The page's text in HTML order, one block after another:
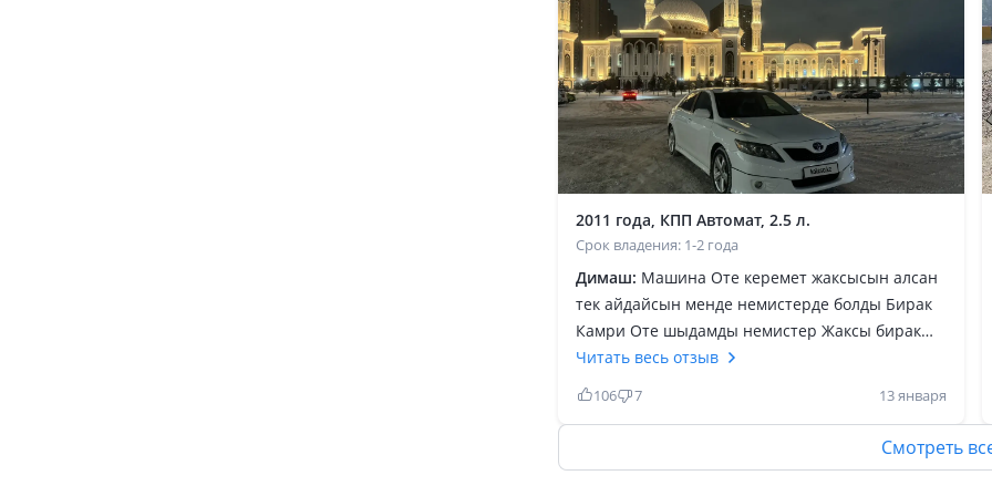
2011 года, КПП Автомат, 2.5 л.
Срок владения: 1-2 года
Димаш: Машина Оте керемет жаксысын алсан
тек айдайсын менде немистерде болды Бирак
Камри Оте шыдамды немистер Жаксы бирак
Оте кымбат запаста артык Акшан болу керек
американецтын жаксы жери 2.5 мотор май
алмайды печкасы жаксы Жане кондиционери
алатын кезде Жаксы лап карап Алу керек
Читать весь отзыв
106 7 13 января
Смотреть